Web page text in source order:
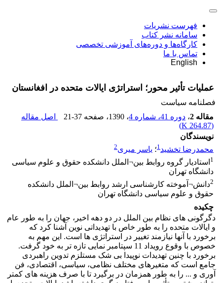
فهرست نشریات
سامانه نشر کتاب
کارگاه‌ها و دوره‌های آموزشی تخصصی
تماس با ما
English
عملیات تأثیر محور؛ استراتژی ایالات متحده در افغانستان
فصلنامه سیاست
مقاله 2
، دوره 41، شماره 4 ، 1390 ، صفحه 21-37
اصل مقاله
(
264.87 K
)
نویسندگان
محمدرضا تخشید1؛ یاسر میری2
1 استادیار گروه روابط بین¬الملل دانشکده حقوق و علوم سیاسی
دانشگاه تهران
2دانش¬آموخته کارشناسی ارشد روابط بین¬الملل دانشکده
حقوق و علوم سیاسی دانشگاه تهران
چکیده
دگرگونی های نظام بین الملل در دو دهه اخیر، جهان را به طور عام
و ایالات متحده را به طور خاص با تهدیداتی نوین آشنا کرد که
برخورد با آنها نیازمند تغییر در استراتژی ها است. این مهم به
خصوص با وقوع رویداد 11 سپتامبر نمایی تازه تر به خود گرفت.
برخورد با چنین تهدیدات نوپیدا بی شک مستلزم تدوین راهبردی
جامع است که متغیرهای مختلف نظامی، سیاسی، اقتصادی، فن
آوری و ... را به طور همزمان در برگیرد تا با صرف هزینه های کمتر